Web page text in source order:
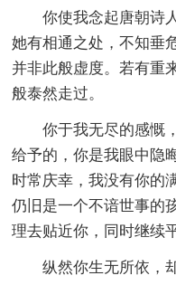
你使我念起唐朝诗
她有相通之处，不知垂
并非此般虚度。若有重
般泰然走过。
你于我无尽的感慨
给予的，你是我眼中隐
时常庆幸，我没有你的
仍旧是一个不谙世事的
理去贴近你，同时继续
纵然你生无所依，